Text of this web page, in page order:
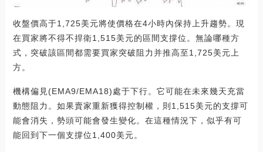
收盤價高于1,725美元將使價格在4小時內保持上升趨勢。現
在買家將不得不捍衛1,515美元的區間支撐位。無論哪種方
式，突破該區間都需要買家突破阻力并推高至1,725美元上
方。
機構偏見(EMA9/EMA18)處于下行。它可能在未來幾天充當
動態阻力。如果賣家重新獲得控制權，則1,515美元的支撐可
能會消失，勢頭可能會發生變化。在這種情況下，似乎有可
能回到下一個支撐位1,400美元。